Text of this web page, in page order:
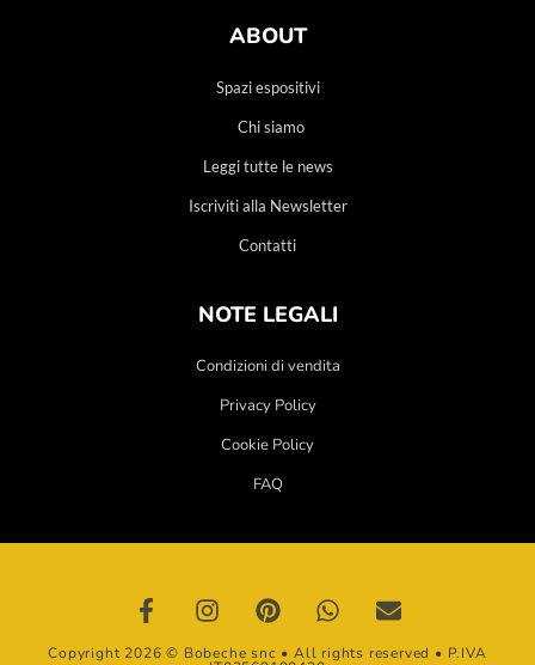
ABOUT
Spazi espositivi
Chi siamo
Leggi tutte le news
Iscriviti alla Newsletter
Contatti
NOTE LEGALI
Condizioni di vendita
Privacy Policy
Cookie Policy
FAQ
Copyright 2026 © Bobeche snc • All rights reserved • P.IVA